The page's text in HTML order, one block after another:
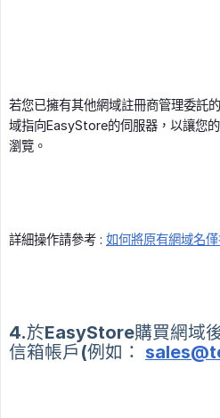
若您已擁有其他網域註冊商管理委託
域指向EasyStore的伺服器，以讓您
瀏覽。
詳細操作請參考 : 如何將原有網域名
4.於EasyStore購買網域
信箱帳戶(例如：